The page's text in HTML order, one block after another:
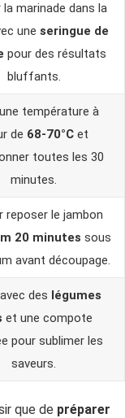
la marinade dans la
une seringue de
pour des résultats
bluffants.
température à
de 68-70°C et
toutes les 30
minutes.
reposer le jambon
20 minutes sous
avant découpage.
des légumes
et une compote
pour sublimer les
saveurs.
que de préparer